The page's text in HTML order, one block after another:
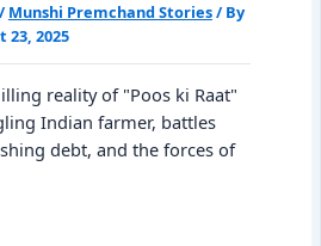
/ Munshi Premchand Stories/ By
23, 2025
reality of "Poos ki Raat"
Indian farmer, battles
debt, and the forces of